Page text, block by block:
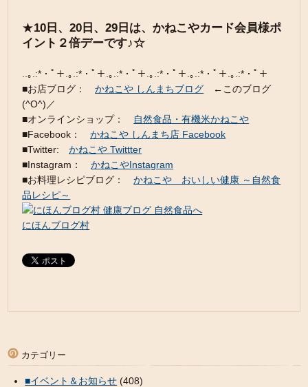
★10日、20日、29日は、かねこやカード会員様ポ
イント２倍デーです♪☆
..｡.:*・ﾟ＋.｡.:*・ﾟ＋.｡.:*・ﾟ＋.｡.:*・ﾟ＋.｡.:*・ﾟ＋.｡.:*・ﾟ＋
■お店ブログ：かねこや しんまちブログ ←このブログ
(^O^)／
■オンラインショップ：
自然食品・有機米かねこや
■Facebook：かねこや しんまち店 Facebook
■Twitter:かねこや Twittter
■Instagram：かねこやInstagram
■お料理レシピブログ：かねこや おいしい健康 ～自然食
品レシピ～
にほんブログ村
カテゴリー
■イベント＆お知らせ (408)